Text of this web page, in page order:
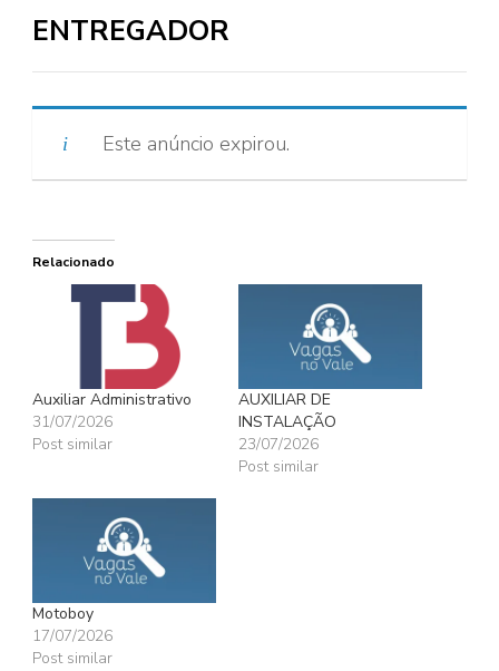
ENTREGADOR
Este anúncio expirou.
Relacionado
Auxiliar Administrativo
31/07/2026
Post similar
AUXILIAR DE
INSTALAÇÃO
23/07/2026
Post similar
Motoboy
17/07/2026
Post similar